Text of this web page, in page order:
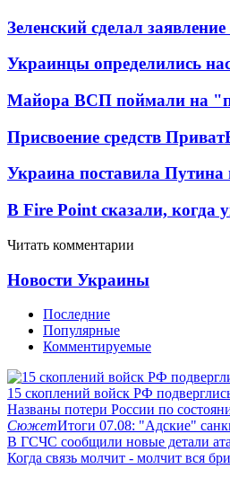
Зеленский сделал
Украинцы определились
Майора ВСП поймали на
Присвоение средств
Украина поставила
В Fire Point сказали, когда
Читать комментарии
Новости Украины
Последние
Популярные
Комментируемые
15 скоплений войск РФ
Названы потери России по
СюжетИтоги 07.08: "Адские"
В ГСЧС сообщили новые детали
Когда связь молчит - молчит вся